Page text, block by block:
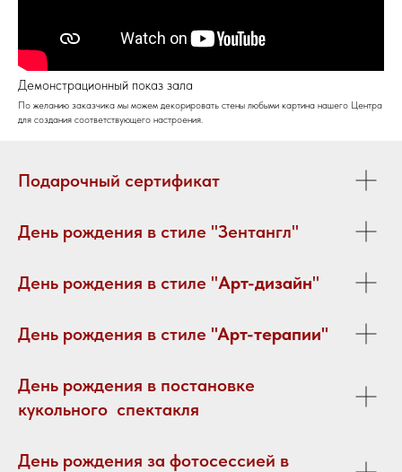
Демонстрационный показ зала
По желанию заказчика мы можем декорировать стены любыми картина нашего Центра
для создания соответствующего настроения.
Подарочный сертификат
День рождения в стиле "Зентангл"
День рождения в стиле "Арт-дизайн"
День рождения в стиле "Арт-терапии"
День рождения в постановке
кукольного спектакля
День рождения за фотосессией в